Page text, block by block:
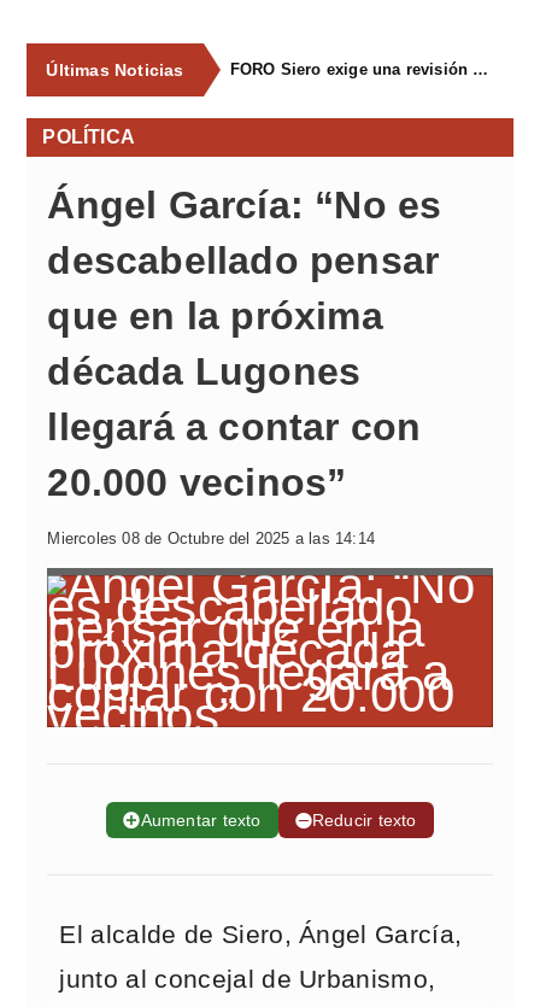
Últimas Noticias FORO Siero exige una revisión integral del servicio de recogida de residuos para acabar con los contenedores desbordados y la imagen de abandono del concejo
POLÍTICA
Ángel García: “No es
descabellado pensar
que en la próxima
década Lugones
llegará a contar con
20.000 vecinos”
Miercoles 08 de Octubre del 2025 a las 14:14
➕Aumentar texto ➖Reducir texto
El alcalde de Siero, Ángel García,
junto al concejal de Urbanismo,